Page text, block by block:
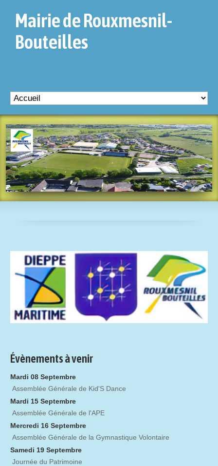
Mairie de Rouxmesnil-
Bouteilles
Évènements à venir
Mardi 08 Septembre
Assemblée Générale de Kid'S Dance
Mardi 15 Septembre
Assemblée Générale de l'APE
Mercredi 16 Septembre
Assemblée Générale de la Gymnastique Volontaire
Samedi 19 Septembre
Journée du Patrimoine